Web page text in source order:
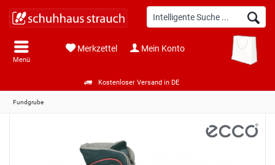
Kostenloser Versand in DE
Menü
Merkzettel Mein Konto
Fundgrube